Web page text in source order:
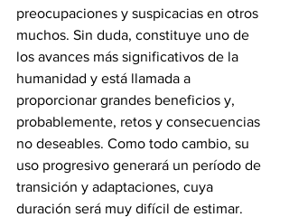
preocupaciones y suspicacias en otros
muchos. Sin duda, constituye uno de
los avances más significativos de la
humanidad y está llamada a
proporcionar grandes beneficios y,
probablemente, retos y consecuencias
no deseables. Como todo cambio, su
uso progresivo generará un período de
transición y adaptaciones, cuya
duración será muy difícil de estimar.